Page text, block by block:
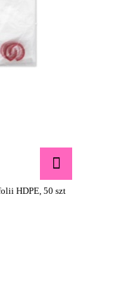
HDPE, 50 szt